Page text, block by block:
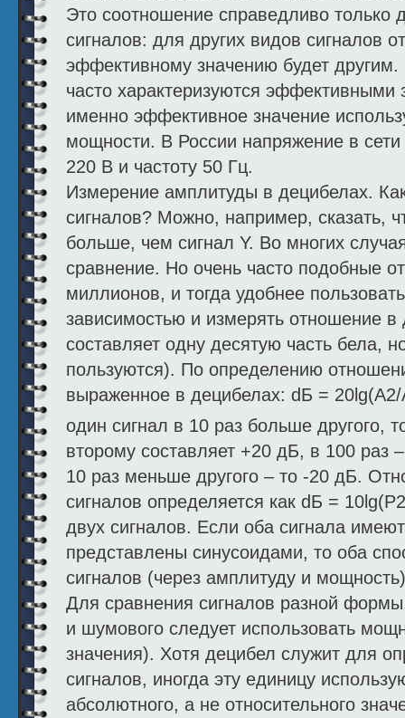
Это соотношение справедливо только
сигналов: для других видов сигналов
эффективному значению будет
часто характеризуются
именно эффективное значение
мощности. В России напряжение в
220 В и частоту 50 Гц.
Измерение амплитуды в децибелах.
сигналов? Можно, например, сказать,
больше, чем сигнал Y. Во многих
сравнение. Но очень часто подобные
миллионов, и тогда удобнее
зависимостью и измерять отношение в
составляет одну десятую часть бела,
пользуются). По определению
выраженное в децибелах: dБ =
один сигнал в 10 раз больше другого,
второму составляет +20 дБ, в 100 раз
10 раз меньше другого – то -20 дБ.
сигналов определяется как dБ =
двух сигналов. Если оба сигнала
представлены синусоидами, то оба
сигналов (через амплитуду и
Для сравнения сигналов разной
и шумового следует использовать
значения). Хотя децибел служит для
сигналов, иногда эту единицу
абсолютного, а не относительного